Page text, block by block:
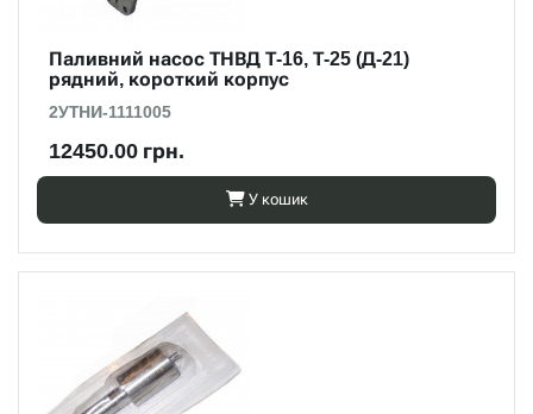
Паливний насос ТНВД Т-16, Т-25 (Д-21)
рядний, короткий корпус
2УТНИ-1111005
12450.00 грн.
У кошик